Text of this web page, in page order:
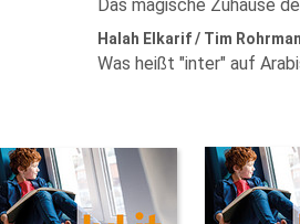
Das magische Zuhause
Halah Elkarif / Tim
Was heißt "inter" auf